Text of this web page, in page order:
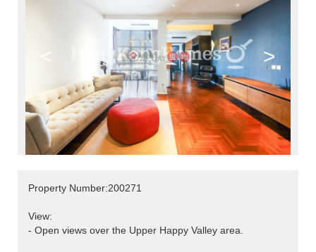
< >
Property Number:200271
View:
- Open views over the Upper Happy Valley area.